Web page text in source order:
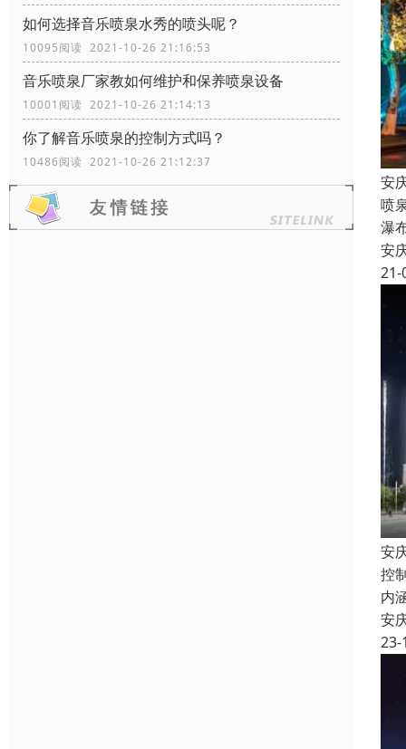
如何选择音乐喷泉水秀的喷头呢？
10095阅读 2021-10-26 21:16:53
音乐喷泉厂家教如何维护和保养喷泉设备
10001阅读 2021-10-26 21:14:13
你了解音乐喷泉的控制方式吗？
10486阅读 2021-10-26 21:12:37
安
喷
瀑
安
21-
安
控
内
安
23-